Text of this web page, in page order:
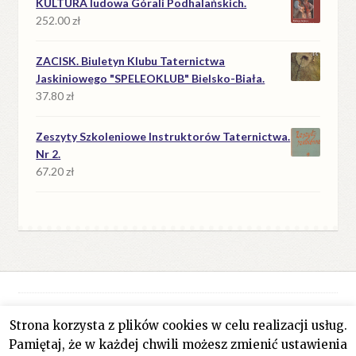
252.00zł
ZACISK. Biuletyn Klubu Taternictwa
Jaskiniowego "SPELEOKLUB" Bielsko-Biała.
37.80zł
Zeszyty Szkoleniowe Instruktorów Taternictwa.
Nr 2.
67.20zł
© Antykwariat Filar 2026
Polityka prywatności
Stworzone z WooCommerce.
Strona korzysta z plików cookies w celu realizacji usług.
Pamiętaj, że w każdej chwili możesz zmienić ustawienia